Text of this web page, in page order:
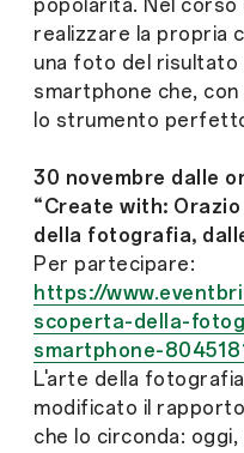
popolarità. Nel
realizzare la propria
una foto del risultato
smartphone che,
lo strumento
30 novembre dalle
“Create with:
della fotografia,
Per partecipare:
https://
scoperta-della-
smartphone-
L'arte della
modificato il
che lo circonda: